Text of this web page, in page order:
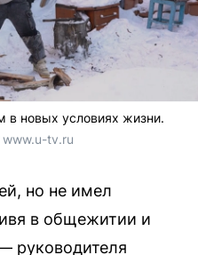
в новых условиях жизни.
tv.ru
но не имел
в общежитии и
руководителя